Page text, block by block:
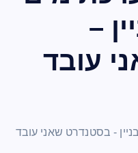
–
עובד